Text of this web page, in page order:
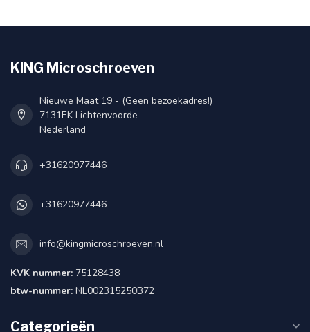
KING Microschroeven
Nieuwe Maat 19 - (Geen bezoekadres!)
7131EK Lichtenvoorde
Nederland
+31620977446
+31620977446
info@kingmicroschroeven.nl
KVK nummer: 75128438
btw-nummer: NL002315250B72
Categorieën